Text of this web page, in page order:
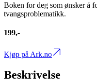
Boken for deg som ønsker å
tvangsproblematikk.
199,-
Kjøp på Ark.no
Beskrivelse